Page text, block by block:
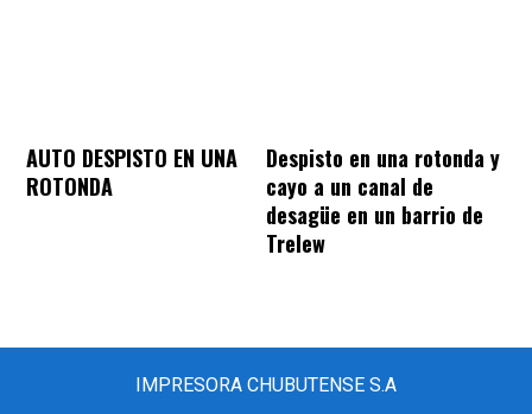
AUTO DESPISTO EN UNA
ROTONDA
Despisto en una rotonda y
cayo a un canal de
desagüe en un barrio de
Trelew
IMPRESORA CHUBUTENSE S.A